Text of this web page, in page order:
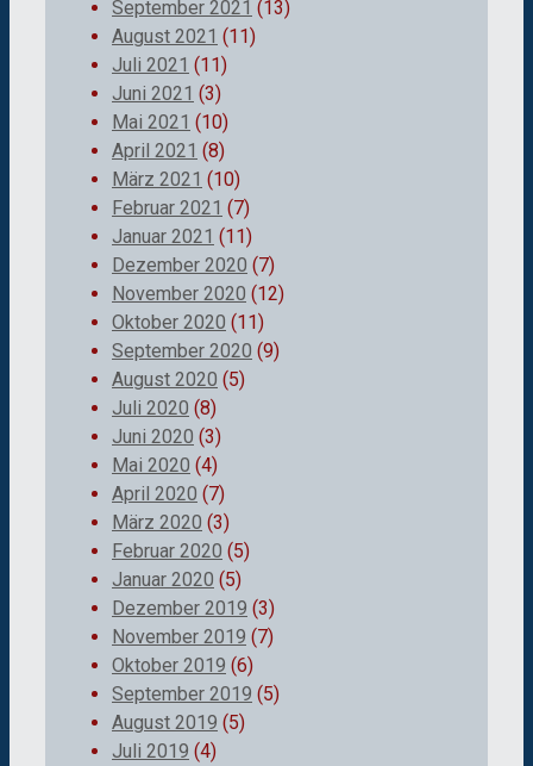
September 2021 (13)
August 2021 (11)
Juli 2021 (11)
Juni 2021 (3)
Mai 2021 (10)
April 2021 (8)
März 2021 (10)
Februar 2021 (7)
Januar 2021 (11)
Dezember 2020 (7)
November 2020 (12)
Oktober 2020 (11)
September 2020 (9)
August 2020 (5)
Juli 2020 (8)
Juni 2020 (3)
Mai 2020 (4)
April 2020 (7)
März 2020 (3)
Februar 2020 (5)
Januar 2020 (5)
Dezember 2019 (3)
November 2019 (7)
Oktober 2019 (6)
September 2019 (5)
August 2019 (5)
Juli 2019 (4)